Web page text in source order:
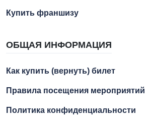
Купить франшизу
ОБЩАЯ ИНФОРМАЦИЯ
Как купить (вернуть) билет
Правила посещения мероприятий
Политика конфиденциальности